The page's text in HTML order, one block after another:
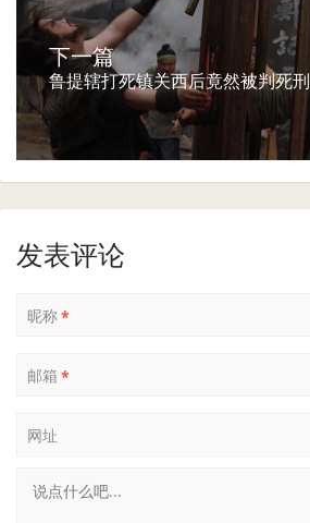
下一篇
鲁提辖打死镇关西后竟然被判死刑
发表评论
昵称*
邮箱 *
网址